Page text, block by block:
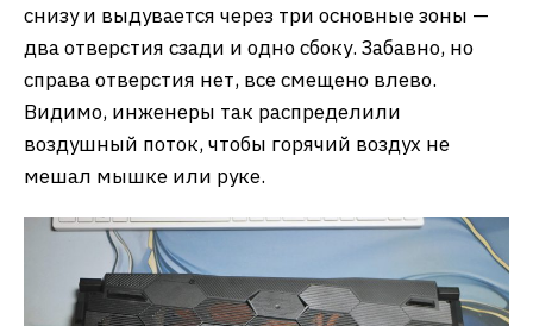
снизу и выдувается через три основные зоны —
два отверстия сзади и одно сбоку. Забавно, но
справа отверстия нет, все смещено влево.
Видимо, инженеры так распределили
воздушный поток, чтобы горячий воздух не
мешал мышке или руке.